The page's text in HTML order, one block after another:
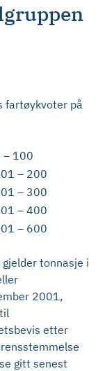
fartøykvoter på
– 100
– 200
– 300
– 400
– 600
tonnasje i
2001,
etter
gitt senest